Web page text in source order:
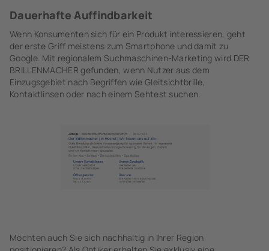
Dauerhafte Auffindbarkeit
­Wenn Konsumenten sich für ein Produkt interessieren, geht
der erste Griff meistens zum Smartphone und damit zu
Google. Mit regionalem Suchmaschinen-Marketing wird DER
BRILLENMACHER gefunden, wenn Nutzer aus dem
Einzugsgebiet nach Begriffen wie Gleitsichtbrille,
Kontaktlinsen oder nach einem Sehtest suchen.
Möchten auch Sie sich nachhaltig in Ihrer Region